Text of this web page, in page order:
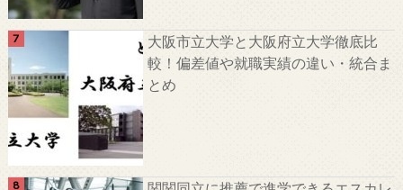
大阪市立大学と大阪府立大学徹底比
較！偏差値や就職実績の違い・統合ま
とめ